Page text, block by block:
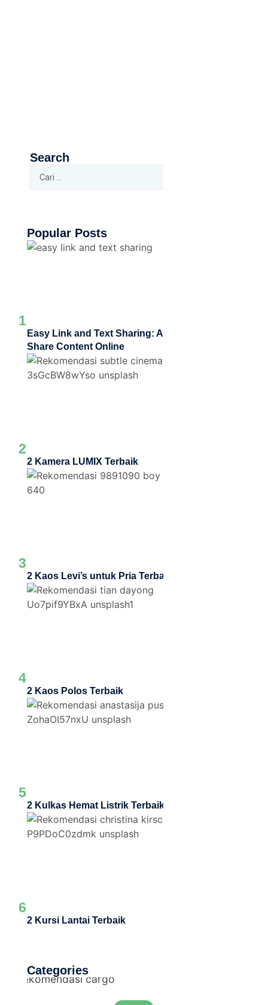
Search
Popular Posts
1
Easy Link and Text Sharing: A Simple Way to
Share Content Online
2
2 Kamera LUMIX Terbaik
3
2 Kaos Levi’s untuk Pria Terbaik
4
2 Kaos Polos Terbaik
5
2 Kulkas Hemat Listrik Terbaik
6
2 Kursi Lantai Terbaik
Categories